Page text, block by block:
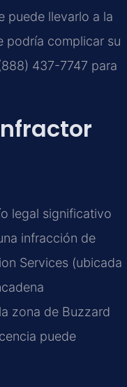
puede llevarlo a la
podría complicar su
437-7747 para
legal significativo
infracción de
Services (ubicada
zona de Buzzard
puede